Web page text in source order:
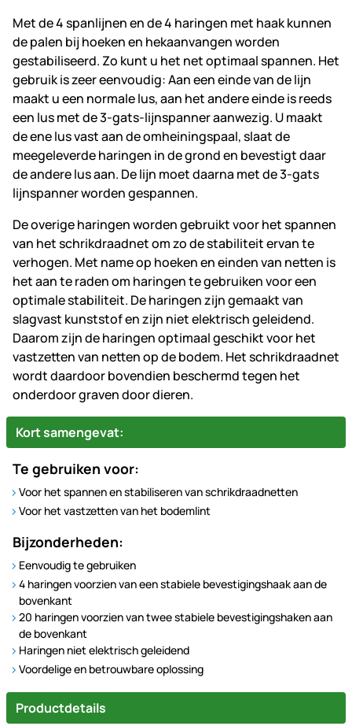
Met de 4 spanlijnen en de 4 haringen met haak kunnen
de palen bij hoeken en hekaanvangen worden
gestabiliseerd. Zo kunt u het net optimaal spannen. Het
gebruik is zeer eenvoudig: Aan een einde van de lijn
maakt u een normale lus, aan het andere einde is reeds
een lus met de 3-gats-lijnspanner aanwezig. U maakt
de ene lus vast aan de omheiningspaal, slaat de
meegeleverde haringen in de grond en bevestigt daar
de andere lus aan. De lijn moet daarna met de 3-gats
lijnspanner worden gespannen.
De overige haringen worden gebruikt voor het spannen
van het schrikdraadnet om zo de stabiliteit ervan te
verhogen. Met name op hoeken en einden van netten is
het aan te raden om haringen te gebruiken voor een
optimale stabiliteit. De haringen zijn gemaakt van
slagvast kunststof en zijn niet elektrisch geleidend.
Daarom zijn de haringen optimaal geschikt voor het
vastzetten van netten op de bodem. Het schrikdraadnet
wordt daardoor bovendien beschermd tegen het
onderdoor graven door dieren.
Kort samengevat:
Te gebruiken voor:
Voor het spannen en stabiliseren van schrikdraadnetten
Voor het vastzetten van het bodemlint
Bijzonderheden:
Eenvoudig te gebruiken
4 haringen voorzien van een stabiele bevestigingshaak aan de
bovenkant
20 haringen voorzien van twee stabiele bevestigingshaken aan
de bovenkant
Haringen niet elektrisch geleidend
Voordelige en betrouwbare oplossing
Productdetails